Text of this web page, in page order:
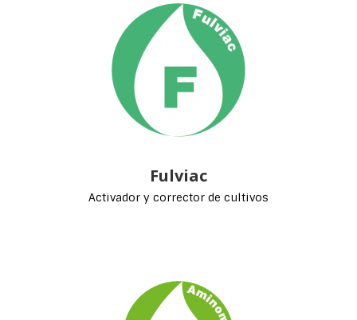
Fulviac
Activador y corrector de cultivos